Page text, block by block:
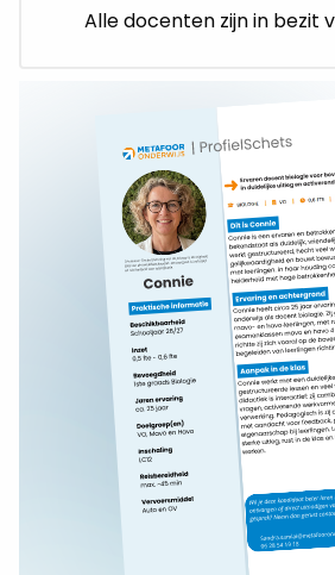
Alle docenten zijn in bezit